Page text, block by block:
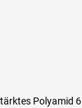
Polyamid 6